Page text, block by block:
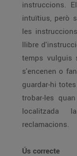
instruccions. Els aparells cada vegada són
intuïtius, però
les
llibre d'instruccions és útil: pot ser que d'aquí a un
temps vulguis saber què indiquen
s'encenen o fan
guardar-hi
trobar-les
localitzada la garantia per a
reclamacions.
Ús correcte